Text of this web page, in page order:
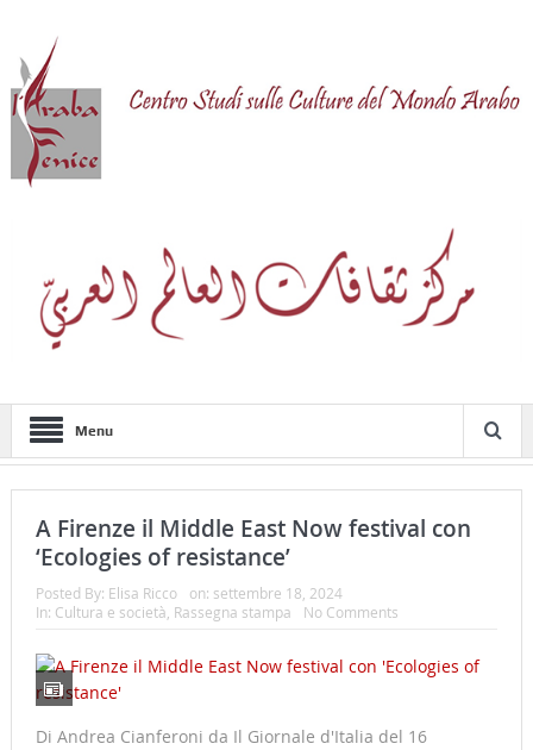
Menu
A Firenze il Middle East Now festival con
‘Ecologies of resistance’
Posted By: Elisa Ricco on: settembre 18, 2024
In: Cultura e società, Rassegna stampa No Comments
Di Andrea Cianferoni da Il Giornale d'Italia del 16